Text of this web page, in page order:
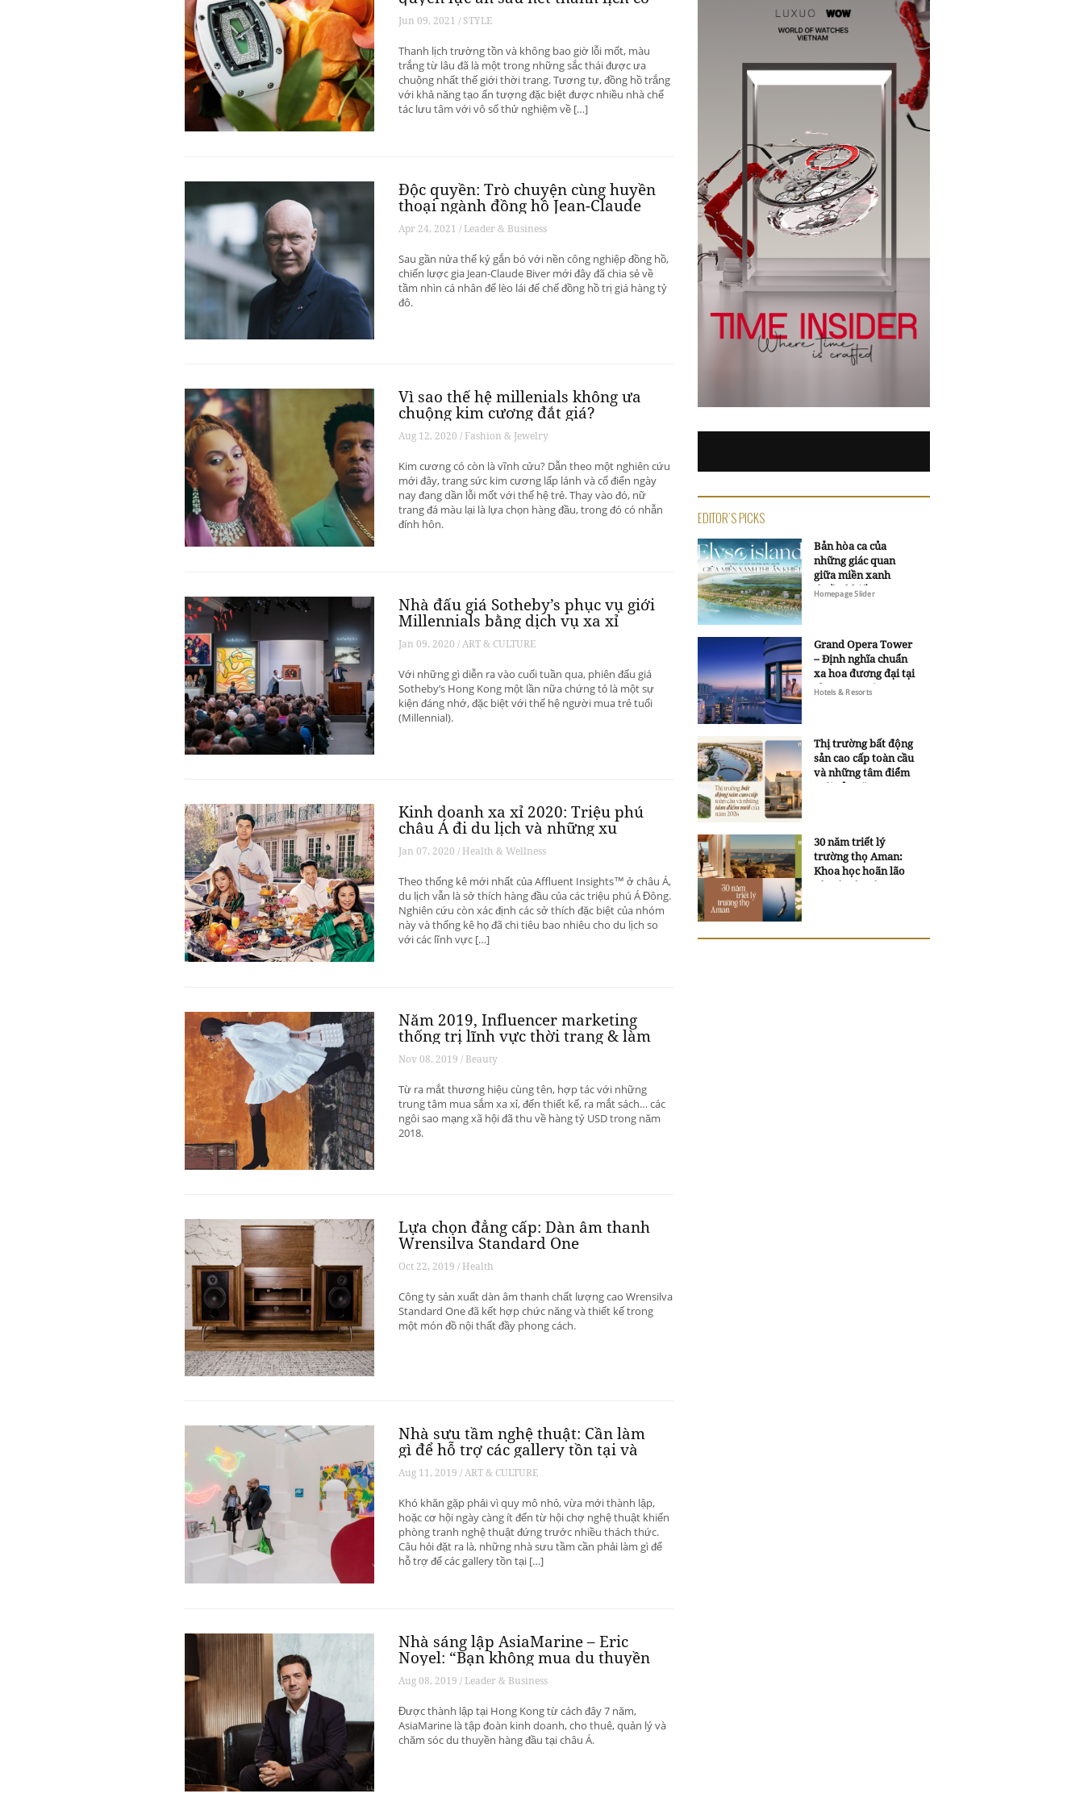
hữu
Jun 09, 2021 / STYLE
Thanh lịch trường tồn và không bao giờ lỗi mốt, màu
trắng từ lâu đã là một trong những sắc thái được ưa
chuộng nhất thế giới thời trang. Tương tự, đồng hồ trắng
với khả năng tạo ấn tượng đặc biệt được nhiều nhà chế
tác lưu tâm với vô số thử nghiệm về […]
Độc quyền: Trò chuyện cùng huyền
thoại ngành đồng hồ Jean-Claude
Biver
Apr 24, 2021 / Leader & Business
Sau gần nửa thế kỷ gắn bó với nền công nghiệp đồng hồ,
chiến lược gia Jean-Claude Biver mới đây đã chia sẻ về
tầm nhìn cá nhân để lèo lái đế chế đồng hồ trị giá hàng tỷ
đô.
Vì sao thế hệ millenials không ưa
chuộng kim cương đắt giá?
Aug 12, 2020 / Fashion & Jewelry
Kim cương có còn là vĩnh cửu? Dẫn theo một nghiên cứu
mới đây, trang sức kim cương lấp lánh và cổ điển ngày
nay đang dần lỗi mốt với thế hệ trẻ. Thay vào đó, nữ
trang đá màu lại là lựa chọn hàng đầu, trong đó có nhẫn
đính hôn.
Nhà đấu giá Sotheby’s phục vụ giới
Millennials bằng dịch vụ xa xỉ
Jan 09, 2020 / ART & CULTURE
Với những gì diễn ra vào cuối tuần qua, phiên đấu giá
Sotheby’s Hong Kong một lần nữa chứng tỏ là một sự
kiện đáng nhớ, đặc biệt với thế hệ người mua trẻ tuổi
(Millennial).
Kinh doanh xa xỉ 2020: Triệu phú
châu Á đi du lịch và những xu
hướng có thể thay đổi ngành du
lịch thượng lưu
Jan 07, 2020 / Health & Wellness
Theo thống kê mới nhất của Affluent Insights™ ở châu Á,
du lịch vẫn là sở thích hàng đầu của các triệu phú Á Đông.
Nghiên cứu còn xác định các sở thích đặc biệt của nhóm
này và thống kê họ đã chi tiêu bao nhiêu cho du lịch so
với các lĩnh vực […]
Năm 2019, Influencer marketing
thống trị lĩnh vực thời trang & làm
đẹp
Nov 08, 2019 / Beauty
Từ ra mắt thương hiệu cùng tên, hợp tác với những
trung tâm mua sắm xa xỉ, đến thiết kế, ra mắt sách… các
ngôi sao mạng xã hội đã thu về hàng tỷ USD trong năm
2018.
Lựa chọn đẳng cấp: Dàn âm thanh
Wrensilva Standard One
Oct 22, 2019 / Health
Công ty sản xuất dàn âm thanh chất lượng cao Wrensilva
Standard One đã kết hợp chức năng và thiết kế trong
một món đồ nội thất đầy phong cách.
Nhà sưu tầm nghệ thuật: Cần làm
gì để hỗ trợ các gallery tồn tại và
phát triển? – Phần 1
Aug 11, 2019 / ART & CULTURE
Khó khăn gặp phải vì quy mô nhỏ, vừa mới thành lập,
hoặc cơ hội ngày càng ít đến từ hội chợ nghệ thuật khiến
phòng tranh nghệ thuật đứng trước nhiều thách thức.
Câu hỏi đặt ra là, những nhà sưu tầm cần phải làm gì để
hỗ trợ để các gallery tồn tại […]
Nhà sáng lập AsiaMarine – Eric
Noyel: “Bạn không mua du thuyền
để đầu tư sinh lời”
Aug 08, 2019 / Leader & Business
Được thành lập tại Hong Kong từ cách đây 7 năm,
AsiaMarine là tập đoàn kinh doanh, cho thuê, quản lý và
chăm sóc du thuyền hàng đầu tại châu Á.
EDITOR'S PICKS
Bản hòa ca của
những giác quan
giữa miền xanh
thuần khiết
Homepage Slider
Grand Opera Tower
– Định nghĩa chuẩn
xa hoa đương đại tại
Sheraton Saigon
Hotels & Resorts
Thị trường bất động
sản cao cấp toàn cầu
và những tâm điểm
mới của năm 2026
30 năm triết lý
trường thọ Aman:
Khoa học hoãn lão
và trí tuệ ngàn xưa